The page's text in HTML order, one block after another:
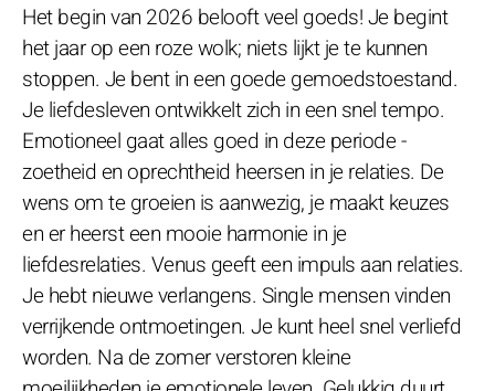
Het begin van 2026 belooft veel goeds! Je begint
het jaar op een roze wolk; niets lijkt je te kunnen
stoppen. Je bent in een goede gemoedstoestand.
Je liefdesleven ontwikkelt zich in een snel tempo.
Emotioneel gaat alles goed in deze periode -
zoetheid en oprechtheid heersen in je relaties. De
wens om te groeien is aanwezig, je maakt keuzes
en er heerst een mooie harmonie in je
liefdesrelaties. Venus geeft een impuls aan relaties.
Je hebt nieuwe verlangens. Single mensen vinden
verrijkende ontmoetingen. Je kunt heel snel verliefd
worden. Na de zomer verstoren kleine